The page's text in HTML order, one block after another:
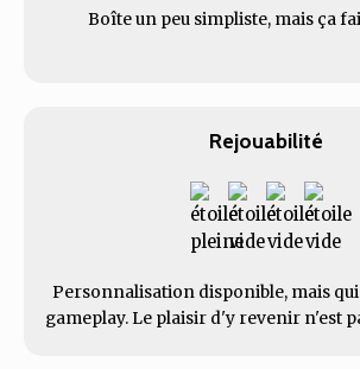
Boîte un peu simpliste, mais ça
Rejouabilité
Personnalisation disponible, mais
gameplay. Le plaisir d'y revenir n'est